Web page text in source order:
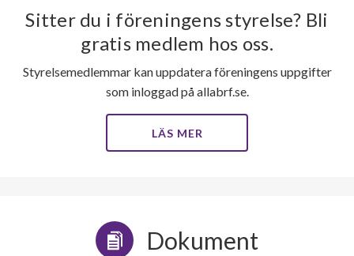
Sitter du i föreningens styrelse? Bli
gratis medlem hos oss.
Styrelsemedlemmar kan uppdatera föreningens uppgifter
som inloggad på allabrf.se.
LÄS MER
Dokument